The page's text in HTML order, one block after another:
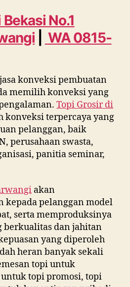
No.
1
dekat
995
6854
No.1
WA 0815-
konveksi pembuatan
memilih konveksi yang
Topi Grosir di
konveksi terpercaya yang
pelanggan, baik
perusahaan swasta,
panitia seminar,
akan
kepada pelanggan model
serta memproduksinya
berkualitas dan jahitan
yang diperoleh
heran banyak sekali
topi untuk
topi promosi, topi